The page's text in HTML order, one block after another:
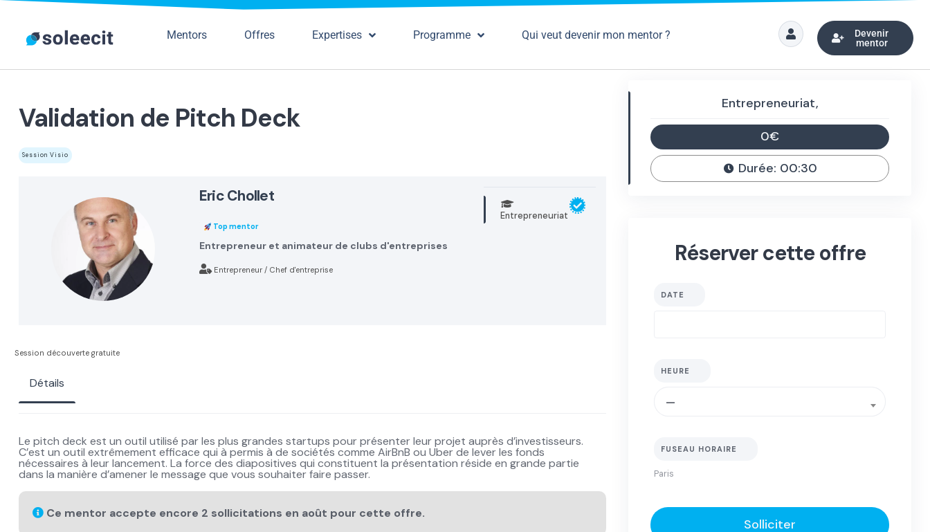
Mentors Offres Expertises Programme Qui veut devenir mon mentor ?
Devenir
mentor
Validation de Pitch Deck
Session Visio
eric chollet
Top mentor
Entrepreneur et animateur de clubs d'entreprises
Entrepreneur / Chef d'entreprise
Entrepreneuriat
Session découverte gratuite
Détails
Le pitch deck est un outil utilisé par les plus grandes startups pour présenter leur projet auprès d’investisseurs.
C’est un outil extrêmement efficace qui à permis à de sociétés comme AirBnB ou Uber de lever les fonds
nécessaires à leur lancement. La force des diapositives qui constituent la présentation réside en grande partie
dans la manière d’amener le message que vous souhaiter faire passer.
Ce mentor accepte encore 2 sollicitations en août pour cette offre.
Entrepreneuriat,
0€
Durée: 00:30
Réserver cette offre
DATE
HEURE
—
FUSEAU HORAIRE
Solliciter